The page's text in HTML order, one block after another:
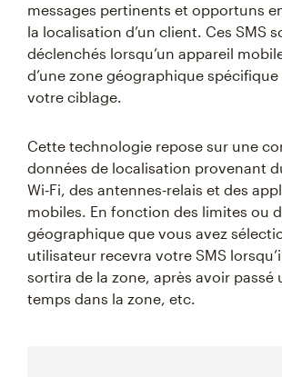
messages pertinents et opportuns
la localisation d’un client. Ces SMS
déclenchés lorsqu’un appareil
d’une zone géographique
votre ciblage.
Cette technologie repose sur une
données de localisation provenant
Wi‑Fi, des antennes‑relais et des
mobiles. En fonction des limites ou
géographique que vous avez
utilisateur recevra votre SMS
sortira de la zone, après avoir passé
temps dans la zone, etc.